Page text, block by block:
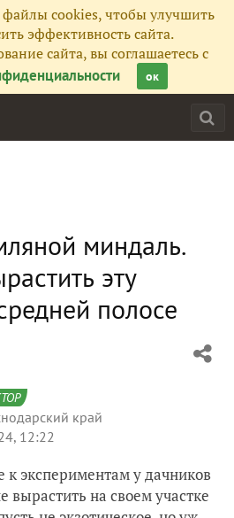
cookies, чтобы улучшить
эффективность сайта.
сайта, вы соглашаетесь с
ок
миндаль.
эту
полосе
край
12:22
к экспериментам у дачников
вырастить на своем участке